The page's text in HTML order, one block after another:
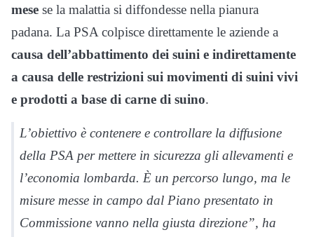
mese se la malattia si diffondesse nella pianura
padana. La PSA colpisce direttamente le aziende a
causa dell’abbattimento dei suini e indirettamente
a causa delle restrizioni sui movimenti di suini vivi
e prodotti a base di carne di suino.
L’obiettivo è contenere e controllare la diffusione
della PSA per mettere in sicurezza gli allevamenti e
l’economia lombarda. È un percorso lungo, ma le
misure messe in campo dal Piano presentato in
Commissione vanno nella giusta direzione”, ha